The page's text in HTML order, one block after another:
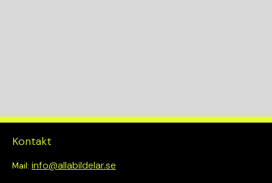
Kontakt
Mail: info@allabildelar.se